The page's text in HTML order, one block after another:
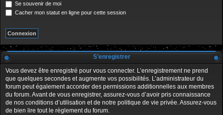
Se souvenir de moi
Cacher mon statut en ligne pour cette session
S’enregistrer
Vous devez être enregistré pour vous connecter. L’enregistrement ne prend
que quelques secondes et augmente vos possibilités. L’administrateur du
forum peut également accorder des permissions additionnelles aux membres
du forum. Avant de vous enregistrer, assurez-vous d’avoir pris connaissance
de nos conditions d’utilisation et de notre politique de vie privée. Assurez-vous
de bien lire tout le règlement du forum.